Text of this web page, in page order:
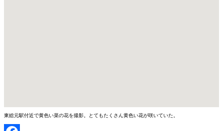
東総元駅付近で黄色い菜の花を撮影。とてもたくさん黄色い花が咲いていた。